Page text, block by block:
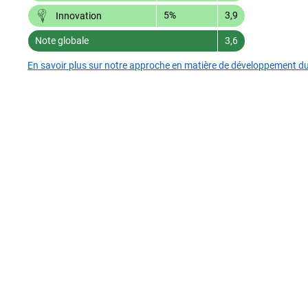
Innovation 5% 3,9
Note globale 3,6
En savoir plus sur notre approche en matière de développement